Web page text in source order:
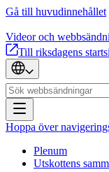
Gå till huvudinnehållet
Videor och
Till riksdagens
Hoppa över
Plenum
Utskottens